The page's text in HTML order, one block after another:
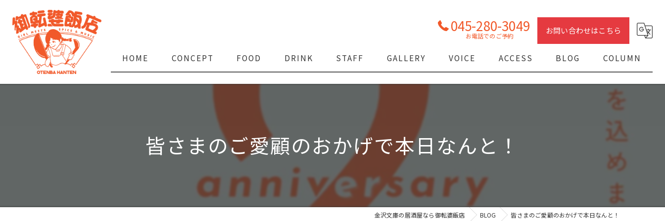
045-280-3049 お問い合わせはこちら
HOME CONCEPT FOOD DRINK STAFF GALLERY VOICE ACCESS BLOG COLUMN
皆さまのご愛顧のおかげで本日なんと！
金沢文庫の居酒屋なら御転婆飯店 BLOG 皆さまのご愛顧のおかげで本日なんと！